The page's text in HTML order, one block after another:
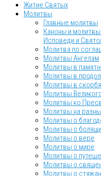
Житие Святых
Молитвы
Главные молитвы
Каноны и молитвы
Исповеди и
Молитва по
Молитвы Ангелам
Молитвы в
Молитвы в
Молитвы в
Молитвы
Молитвы ко
Молитвы на
Молитвы о
Молитвы о
Молитвы о вере
Молитвы о мире
Молитвы о
Молитвы о
Молитвы о